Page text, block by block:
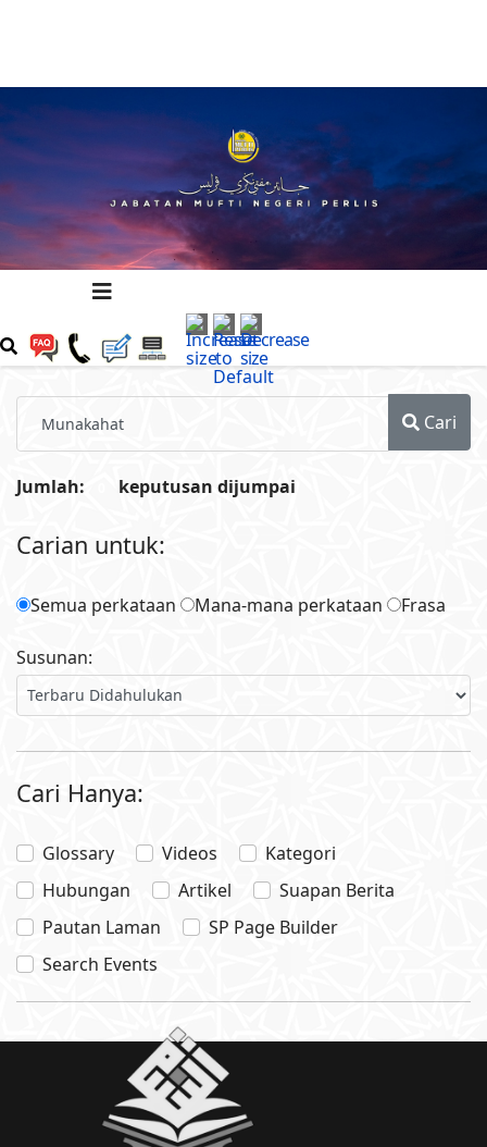
Cari
Jumlah: keputusan dijumpai
Carian untuk:
Semua perkataan Mana-mana perkataan Frasa
Susunan:
Cari Hanya:
Glossary Videos
Kategori
Hubungan
Artikel
Suapan Berita
Pautan Laman
SP Page Builder
Search Events